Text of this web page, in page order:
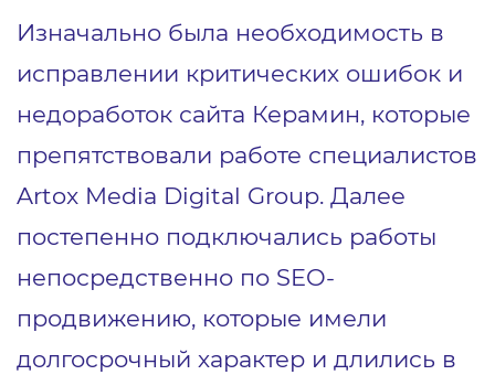
Изначально была необходимость в
исправлении критических ошибок и
недоработок сайта Керамин, которые
препятствовали работе специалистов
Artox Media Digital Group. Далее
постепенно подключались работы
непосредственно по SEO-
продвижению, которые имели
долгосрочный характер и длились в